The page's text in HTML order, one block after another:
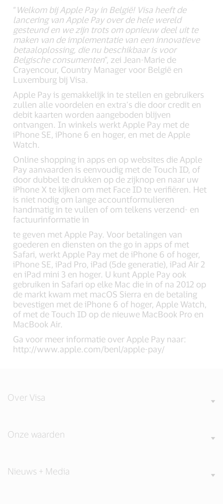
“ Welkom bij Apple Pay in België! Visa heeft de
lancering van Apple Pay over de hele wereld
gesteund en we zijn trots om opnieuw deel uit te
maken van de implementatie van een innovatieve
betaaloplossing, die nu beschikbaar is voor
Belgische consumenten”, zei Jean-Marie de
Crayencour, Country Manager voor België en
Luxemburg bij Visa.
Apple Pay is gemakkelijk in te stellen en gebruikers
zullen alle voordelen en extra’s die door credit en
debit kaarten worden aangeboden blijven
ontvangen. In winkels werkt Apple Pay met de
iPhone SE, iPhone 6 en hoger, en met de Apple
Watch.
Online shopping in apps en op websites die Apple
Pay aanvaarden is eenvoudig met de Touch ID, of
door dubbel te drukken op de zijknop en naar uw
iPhone X te kijken om met Face ID te verifiëren. Het
is niet nodig om lange accountformulieren
handmatig in te vullen of om telkens verzend- en
factuurinformatie in
te geven met Apple Pay. Voor betalingen van
goederen en diensten on the go in apps of met
Safari, werkt Apple Pay met de iPhone 6 of hoger,
iPhone SE, iPad Pro, iPad (5de generatie), iPad Air 2
en iPad mini 3 en hoger. U kunt Apple Pay ook
gebruiken in Safari op elke Mac die in of na 2012 op
de markt kwam met macOS Sierra en de betaling
bevestigen met de iPhone 6 of hoger, Apple Watch,
of met de Touch ID op de nieuwe MacBook Pro en
MacBook Air.
Ga voor meer informatie over Apple Pay naar:
http://www.apple.com/benl/apple-pay/
Over Visa
Onze waarden
Nieuws + Media